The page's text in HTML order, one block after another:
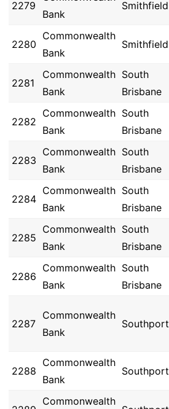
2279
Bank
Smithfield
2280
Commonwealth
Bank
Smithfield
2281
Commonwealth
Bank
South
Brisbane
2282
Commonwealth
Bank
South
Brisbane
2283
Commonwealth
Bank
South
Brisbane
2284
Commonwealth
Bank
South
Brisbane
2285
Commonwealth
Bank
South
Brisbane
2286
Commonwealth
Bank
South
Brisbane
2287
Commonwealth
Bank
Southport
2288
Commonwealth
Bank
Southport
Commonwealth